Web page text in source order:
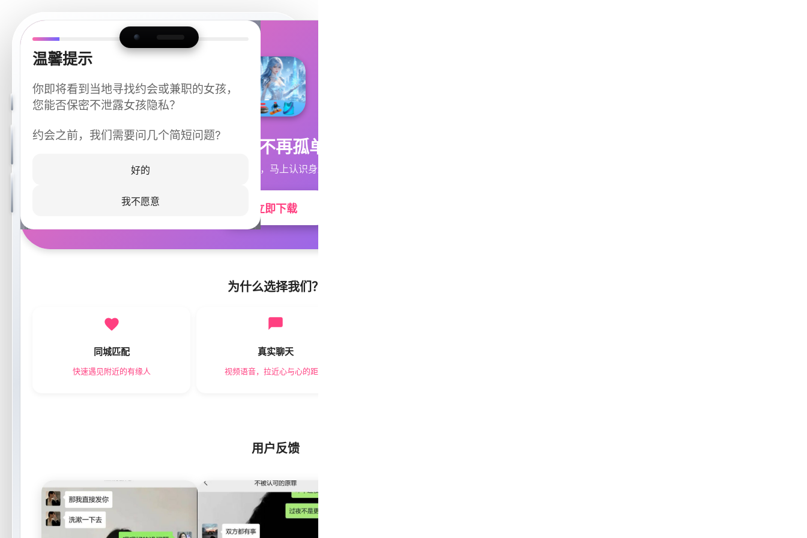
温馨提示
你即将看到当地寻找约会或兼职的女孩，
您能否保密不泄露女孩隐私？
约会之前，我们需要问几个简短问题?
好的
我不愿意
今晚不再孤单
同城快速匹配，马上认识身边的TA
立即下载
为什么选择我们？
同城匹配
快速遇见附近的有缘人
真实聊天
视频语音，拉近心与心的距离
用户反馈